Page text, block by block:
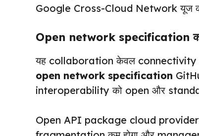
Google Cross-Cloud Network यूज
Open network specification का
यह collaboration केवल connectivity
open network specification
interoperability को open और
Open API package cloud providers